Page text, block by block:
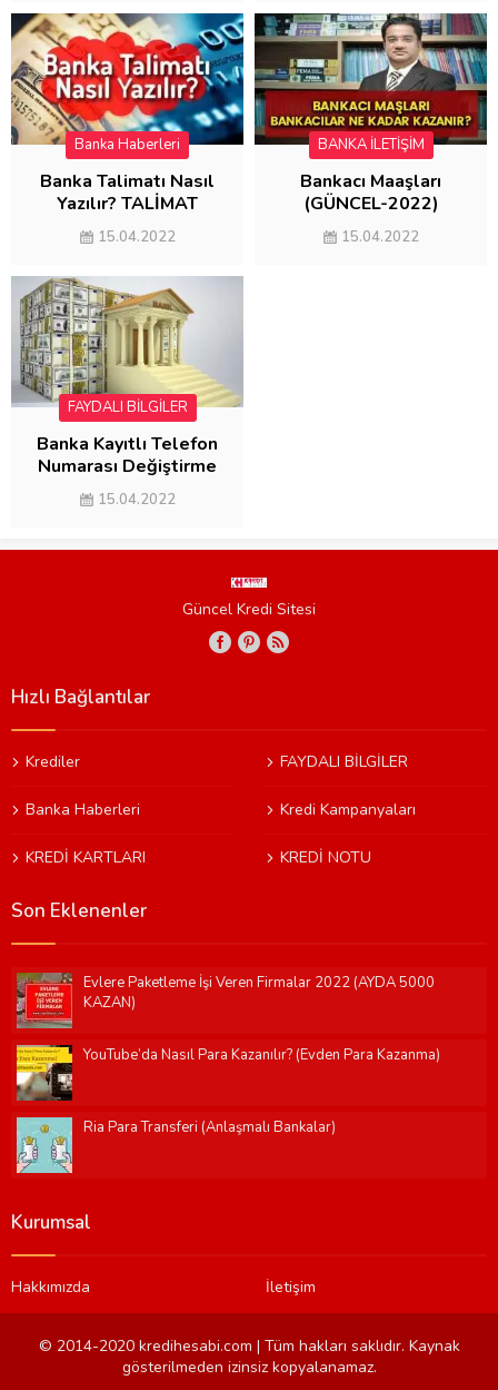
Banka Haberleri
Banka Talimatı Nasıl
Yazılır? TALİMAT
ÖRNEĞİ
15.04.2022
BANKA İLETİŞİM
Bankacı Maaşları
(GÜNCEL-2022)
15.04.2022
FAYDALI BİLGİLER
Banka Kayıtlı Telefon
Numarası Değiştirme
2022 (3 YÖNTEM)
15.04.2022
Güncel Kredi Sitesi
Hızlı Bağlantılar
Krediler FAYDALI BİLGİLER
Banka Haberleri Kredi Kampanyaları
KREDİ KARTLARI KREDİ NOTU
Son Eklenenler
Evlere Paketleme İşi Veren Firmalar 2022 (AYDA 5000
KAZAN)
YouTube’da Nasıl Para Kazanılır? (Evden Para Kazanma)
Ria Para Transferi (Anlaşmalı Bankalar)
Kurumsal
Hakkımızda İletişim
© 2014-2020 kredihesabi.com | Tüm hakları saklıdır. Kaynak
gösterilmeden izinsiz kopyalanamaz.